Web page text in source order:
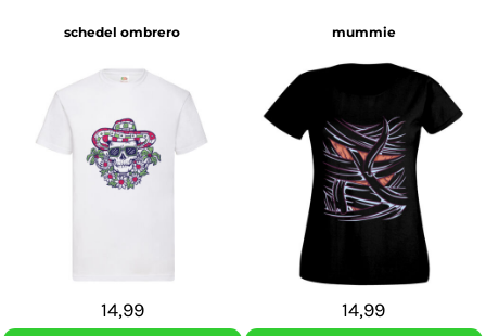
schedel ombrero
14,99
mummie
14,99